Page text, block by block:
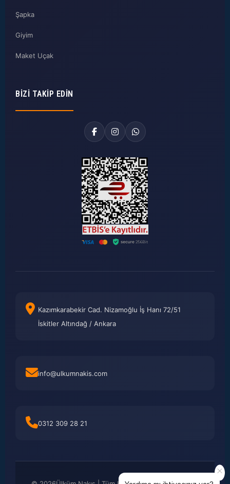
Şapka
Giyim
Maket Uçak
BIZI TAKIP EDIN
Kazımkarabekir Cad. Nizamoğlu İş Hanı 72/51
İskitler Altındağ / Ankara
info@ulkumnakis.com
0312 309 28 21